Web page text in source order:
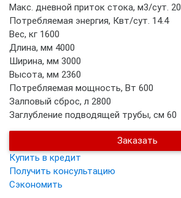
Макс. дневной приток стока, м3/сут. 20
Потребляемая энергия, Квт/сут. 14.4
Вес, кг 1600
Длина, мм 4000
Ширина, мм 3000
Высота, мм 2360
Потребляемая мощность, Вт 600
Залповый сброс, л 2800
Заглубление подводящей трубы, см 60
Заказать
Купить в кредит
Получить консультацию
Сэкономить